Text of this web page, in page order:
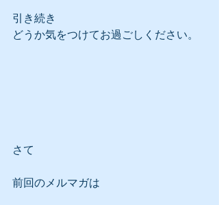
引き続き
どうか気をつけてお過ごしください。
さて
前回のメルマガは